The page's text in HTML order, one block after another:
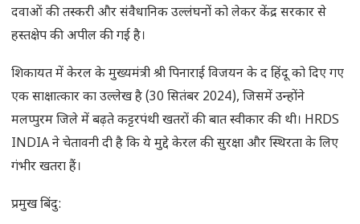
दवाओं की तस्करी और संवैधानिक उल्लंघनों को लेकर केंद्र सरकार से
हस्तक्षेप की अपील की गई है।
शिकायत में केरल के मुख्यमंत्री श्री पिनाराई विजयन के द हिंदू को दिए गए
एक साक्षात्कार का उल्लेख है (30 सितंबर 2024), जिसमें उन्होंने
मलप्पुरम जिले में बढ़ते कट्टरपंथी खतरों की बात स्वीकार की थी। HRDS
INDIA ने चेतावनी दी है कि ये मुद्दे केरल की सुरक्षा और स्थिरता के लिए
गंभीर खतरा हैं।
प्रमुख बिंदु: